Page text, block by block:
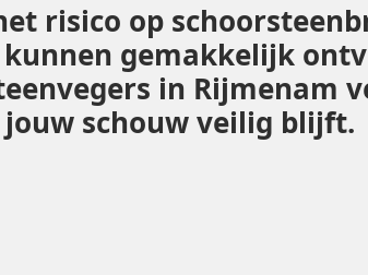
risico op
kunnen gemakkelijk
in Rijmenam
schouw veilig blijft.